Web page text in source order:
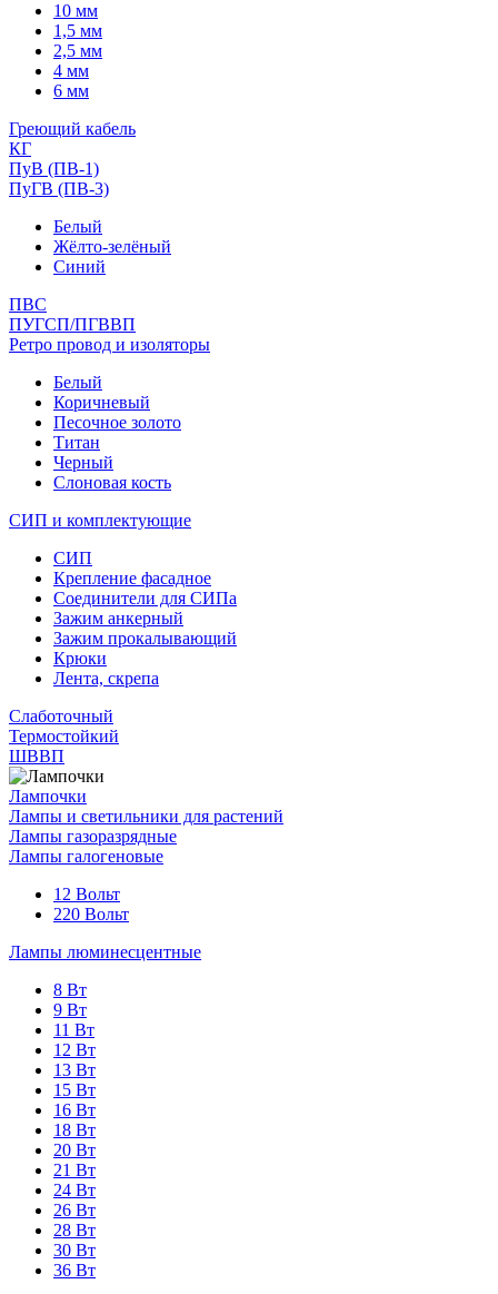
10 мм
1,5 мм
2,5 мм
4 мм
6 мм
Греющий кабель
КГ
ПуВ (ПВ-1)
ПуГВ (ПВ-3)
Белый
Жёлто-зелёный
Синий
ПВС
ПУГСП/ПГВВП
Ретро провод и изоляторы
Белый
Коричневый
Песочное золото
Титан
Черный
Слоновая кость
СИП и комплектующие
СИП
Крепление фасадное
Соединители для СИПа
Зажим анкерный
Зажим прокалывающий
Крюки
Лента, скрепа
Слаботочный
Термостойкий
ШВВП
Лампочки
Лампы и светильники для растений
Лампы газоразрядные
Лампы галогеновые
12 Вольт
220 Вольт
Лампы люминесцентные
8 Вт
9 Вт
11 Вт
12 Вт
13 Вт
15 Вт
16 Вт
18 Вт
20 Вт
21 Вт
24 Вт
26 Вт
28 Вт
30 Вт
36 Вт